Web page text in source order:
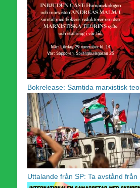
Bokrelease: Samtida marxistisk
Uttalande från SP: Ta avstånd